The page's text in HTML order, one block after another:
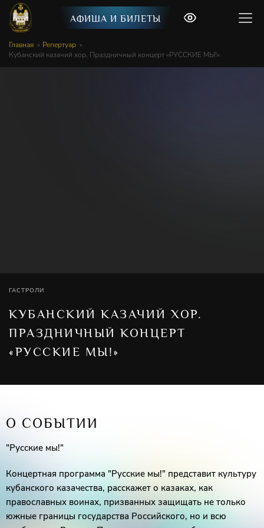
АФИША И БИЛЕТЫ
Главная
Репертуар
Кубанский казачий хор. Праздничный концерт «РУССКИЕ МЫ!»
ГАСТРОЛИ
КУБАНСКИЙ КАЗАЧИЙ ХОР.
ПРАЗДНИЧНЫЙ КОНЦЕРТ
«РУССКИЕ МЫ!»
О СОБЫТИИ
"Русские мы!"
Концертная программа "Русские мы!" представит культуру
кубанского казачества, расскажет о казаках, как
православных воинах, призванных защищать не только
южные границы государства Российского, но и всю